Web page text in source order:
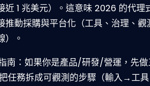
近 1 兆美元）。這意味 2026 的代理
推動採購與平台化（工具、治理、觀
）。
南：如果你是產品/研發/營運，先做
任務拆成可觀測的步驟（輸入→工